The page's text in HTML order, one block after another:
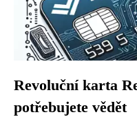
Revoluční karta
potřebujete vědět